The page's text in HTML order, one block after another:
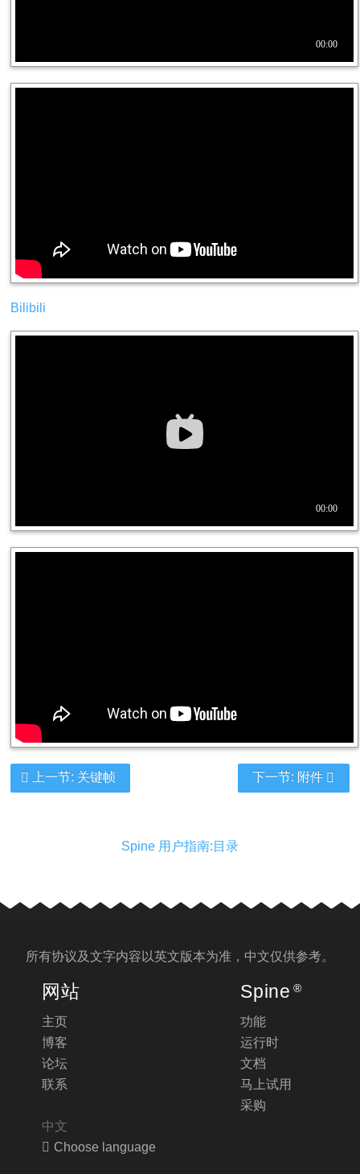
Bilibili
下一节: 附件
上一节: 关键帧
Spine 用户指南:目录
所有协议及文字内容以英文版本为准，中文仅供参考。
网站
主页
博客
论坛
联系
中文
Choose language
Spine ®
功能
运行时
文档
马上试用
采购